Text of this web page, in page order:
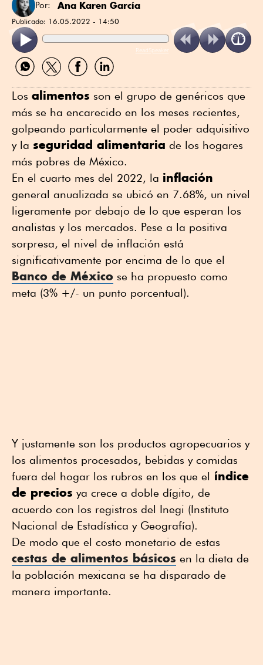
Por: Ana Karen García
Publicado: 16.05.2022 - 14:50
ReadSpeaker
Compartir
por
Compartir
por
Compartir
por
Compartir
por
Los alimentos son el grupo de genéricos que
más se ha encarecido en los meses recientes,
golpeando particularmente el poder adquisitivo
y la seguridad alimentaria de los hogares
más pobres de México.
En el cuarto mes del 2022, la inflación
general anualizada se ubicó en 7.68%, un nivel
ligeramente por debajo de lo que esperan los
analistas y los mercados. Pese a la positiva
sorpresa, el nivel de inflación está
significativamente por encima de lo que el
Banco de México se ha propuesto como
meta (3% +/- un punto porcentual).
Y justamente son los productos agropecuarios y
los alimentos procesados, bebidas y comidas
fuera del hogar los rubros en los que el índice
de precios ya crece a doble dígito, de
acuerdo con los registros del Inegi (Instituto
Nacional de Estadística y Geografía).
De modo que el costo monetario de estas
cestas de alimentos básicos en la dieta de
la población mexicana se ha disparado de
manera importante.